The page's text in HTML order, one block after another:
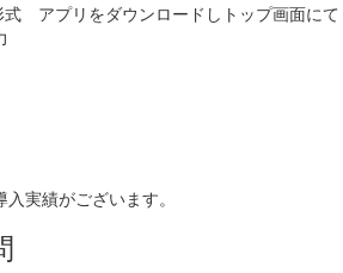
式 アプリをダウンロードしトップ画面にて
実績がございます。